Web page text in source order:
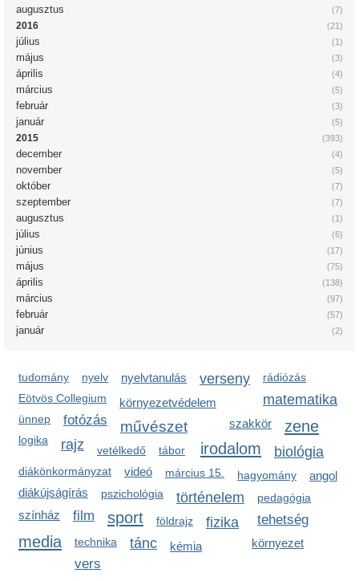
(7)
augusztus
(21)
2016
(1)
július
(3)
május
(4)
április
(5)
március
(3)
február
(5)
január
(393)
2015
(4)
december
(5)
november
(7)
október
(7)
szeptember
(1)
augusztus
(6)
július
(17)
június
(75)
május
(138)
április
(97)
március
(57)
február
(2)
január
tudomány nyelv nyelvtanulás verseny
rádiózás
Eötvös Collegium
matematika
környezetvédelem
ünnep fotózás szakkör zene
művészet
logika rajz irodalom
vetélkedő biológia
diákönkormányzat
tábor
videó március 15. hagyomány
angol
diákújságírás
pszichológia történelem pedagógia
színház film sport tehetség
földrajz fizika
media technika tánc környezet
kémia
vers